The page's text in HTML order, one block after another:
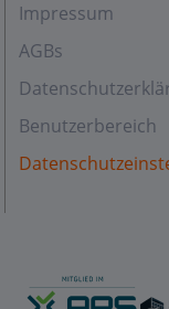
Impressum
AGBs
Benutzerbereich